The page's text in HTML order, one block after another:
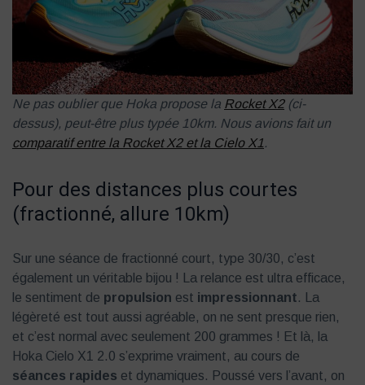
Ne pas oublier que Hoka propose la Rocket X2(ci-
dessus), peut-être plus typée 10km. Nous avions fait un
comparatif entre la Rocket X2 et la Cielo X1.
Pour des distances plus courtes
(fractionné, allure 10km)
Sur une séance de fractionné court, type 30/30, c’est
également un véritable bijou ! La relance est ultra efficace,
le sentiment de propulsion est impressionnant. La
légèreté est tout aussi agréable, on ne sent presque rien,
et c’est normal avec seulement 200 grammes ! Et là, la
Hoka Cielo X1 2.0 s’exprime vraiment, au cours de
séances rapides et dynamiques. Poussé vers l’avant, on